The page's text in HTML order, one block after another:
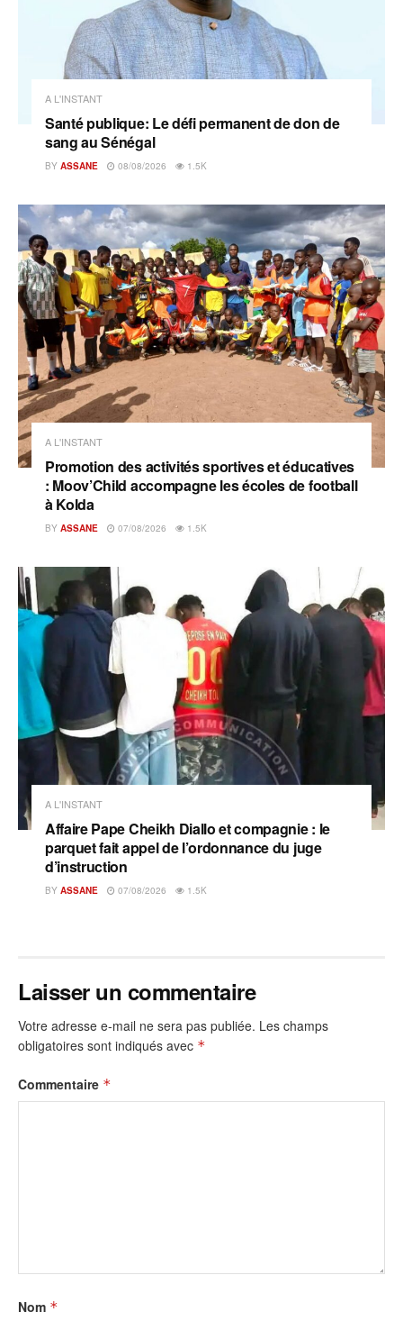
A L'INSTANT
Santé publique: Le défi permanent de don de
sang au Sénégal
BY ASSANE 08/08/2026 1.5K
A L'INSTANT
Promotion des activités sportives et éducatives
: Moov’Child accompagne les écoles de football
à Kolda
BY ASSANE 07/08/2026 1.5K
A L'INSTANT
Affaire Pape Cheikh Diallo et compagnie : le
parquet fait appel de l’ordonnance du juge
d’instruction
BY ASSANE 07/08/2026 1.5K
Laisser un commentaire
Votre adresse e-mail ne sera pas publiée. Les champs
obligatoires sont indiqués avec *
Commentaire *
Nom *